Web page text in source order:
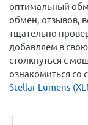
оптимальный
обмен, отзывов,
тщательно
добавляем в
столкнуться с
ознакомиться со
Stellar Lumens